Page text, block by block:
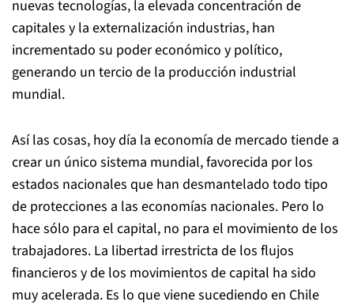
nuevas tecnologías, la elevada concentración de
capitales y la externalización industrias, han
incrementado su poder económico y político,
generando un tercio de la producción industrial
mundial.
Así las cosas, hoy día la economía de mercado tiende a
crear un único sistema mundial, favorecida por los
estados nacionales que han desmantelado todo tipo
de protecciones a las economías nacionales. Pero lo
hace sólo para el capital, no para el movimiento de los
trabajadores. La libertad irrestricta de los flujos
financieros y de los movimientos de capital ha sido
muy acelerada. Es lo que viene sucediendo en Chile